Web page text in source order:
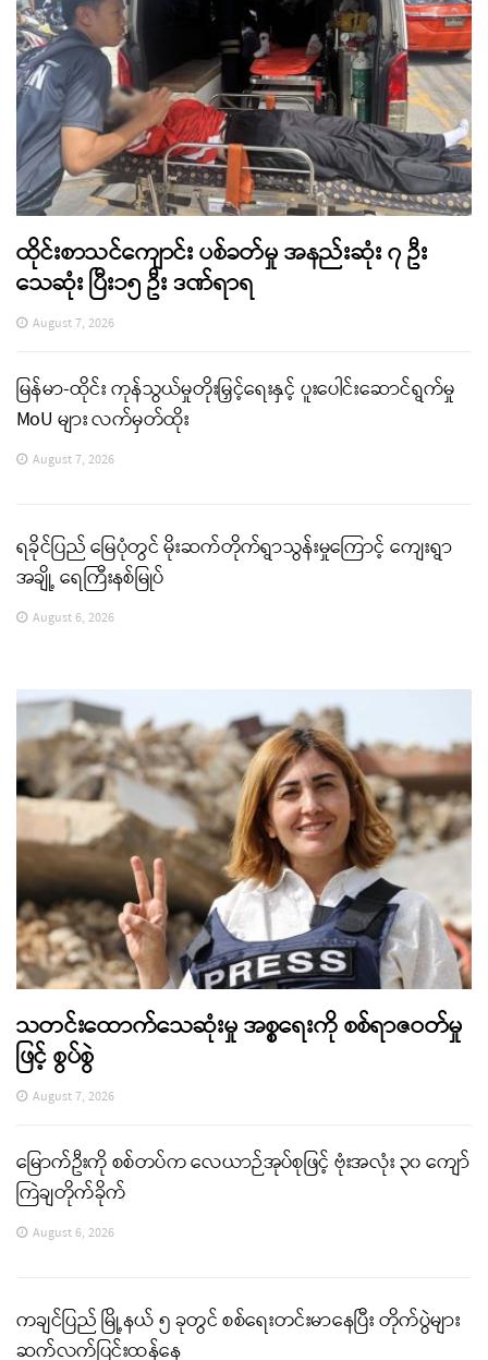
ထိုင်းစာသင်ကျောင်း ပစ်ခတ်မှု အနည်းဆုံး ၇ ဦး
သေဆုံး ပြီး၁၅ ဦး ဒဏ်ရာရ
August 7, 2026
မြန်မာ-ထိုင်း ကုန်သွယ်မှုတိုးမြှင့်ရေးနှင့် ပူးပေါင်းဆောင်ရွက်မှု
MoU များ လက်မှတ်ထိုး
August 7, 2026
ရခိုင်ပြည် မြေပုံတွင် မိုးဆက်တိုက်ရွာသွန်းမှုကြောင့် ကျေးရွာ
အချို့ ရေကြီးနစ်မြုပ်
August 6, 2026
သတင်းထောက်သေဆုံးမှု အစ္စရေးကို စစ်ရာဇဝတ်မှု
ဖြင့် စွပ်စွဲ
August 7, 2026
မြောက်ဦးကို စစ်တပ်က လေယာဉ်အုပ်စုဖြင့် ဗုံးအလုံး ၃၀ ကျော်
ကြဲချတိုက်ခိုက်
August 6, 2026
ကချင်ပြည် မြို့နယ် ၅ ခုတွင် စစ်ရေးတင်းမာနေပြီး တိုက်ပွဲများ
ဆက်လက်ပြင်းထန်နေ